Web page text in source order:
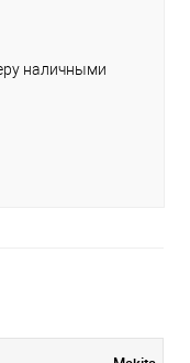
наличными